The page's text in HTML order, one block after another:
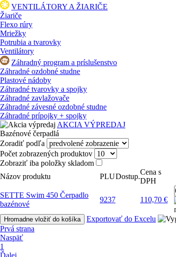
VENTILÁTORY A ŽIARIČE
Žiariče
Flexo rúry
Mriežky
Potrubia a tvarovky
Ventilátory
Záhradný program a príslušenstvo
Záhradné ozdobné studne
Plastové nádoby
Záhradné tvarovky a spojky
Záhradné zavlažovače
Záhradné závesné ozdobné studne
Záhradné prípojky + spojky
AKCIA VÝPREDAJ
Bazénové čerpadlá
Zoradiť podľa
Počet zobrazených produktov
Zobraziť iba položky skladom
Názov produktu
PLUDostup.
Cena s
DPH
SETTE Swim 450 Čerpadlo
bazénové
9237 110,70 €
Hromadne vložiť do košíka
Exportovať do Excelu
Prvá strana
Naspäť
1
Ďalej